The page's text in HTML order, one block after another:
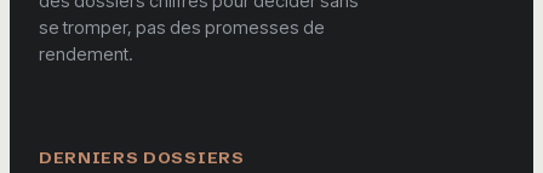
se tromper, pas des promesses de
rendement.
DERNIERS DOSSIERS